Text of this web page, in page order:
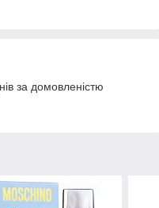
за домовленістю